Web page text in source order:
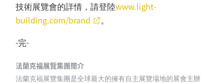
技術展覽會的詳情，請登陸www.light-
building.com/brand
。
-完-
法蘭克福展覽集團簡介
法蘭克福展覽集團是全球最大的擁有自主展覽場地的展會主辦